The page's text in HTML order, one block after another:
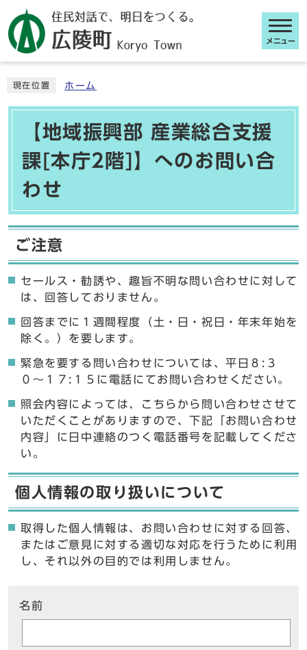
メニュー
現在位置 ホーム
【地域振興部 産業総合支援
課[本庁2階]】へのお問い合
わせ
ご注意
セールス・勧誘や、趣旨不明な問い合わせに対して
は、回答しておりません。
回答までに１週間程度（土・日・祝日・年末年始を
除く。）を要します。
緊急を要する問い合わせについては、平日８:３
０〜１７:１５に電話にてお問い合わせください。
照会内容によっては、こちらから問い合わせさせて
いただくことがありますので、下記「お問い合わせ
内容」に日中連絡のつく電話番号を記載してくださ
い。
個人情報の取り扱いについて
取得した個人情報は、お問い合わせに対する回答、
またはご意見に対する適切な対応を行うために利用
し、それ以外の目的では利用しません。
名前